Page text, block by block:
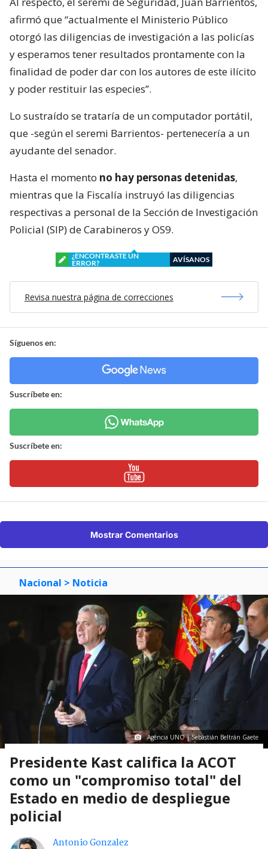
afirmó que “actualmente el Ministerio Público
otorgó las diligencias de investigación a las policías
y esperamos tener resultados prontamente con la
finalidad de poder dar con los autores de este ilícito
y poder restituir las especies”.
Lo sustraído se trataría de un computador portátil,
que -según el seremi Barrientos- pertenecería a un
ayudante del senador.
Hasta el momento no hay personas detenidas,
mientras que la Fiscalía instruyó las diligencias
respectivas a personal de la Sección de Investigación
Policial (SIP) de Carabineros y OS9.
¿ENCONTRASTE UN
ERROR?
AVÍSANOS
Revisa nuestra página de correcciones
Síguenos en:
Suscríbete en:
Suscríbete en:
Mostrar Comentarios
Nacional > Noticia
Agencia UNO | Sebastián Beltrán Gaete
Presidente Kast califica la ACOT
como un "compromiso total" del
Estado en medio de despliegue
policial
Antonio Gonzalez